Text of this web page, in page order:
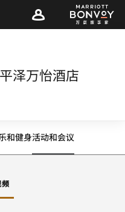
平泽万怡酒店
和健身活动和会议